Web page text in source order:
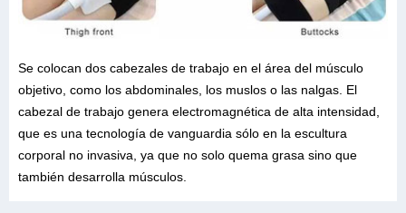
Se colocan dos cabezales de trabajo en el área del músculo
objetivo, como los abdominales, los muslos o las nalgas. El
cabezal de trabajo genera electromagnética de alta intensidad,
que es una tecnología de vanguardia sólo en la escultura
corporal no invasiva, ya que no solo quema grasa sino que
también desarrolla músculos.